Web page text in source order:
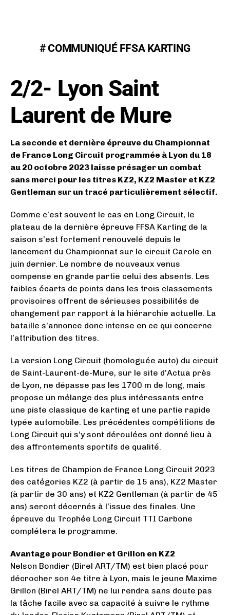
# COMMUNIQUÉ FFSA KARTING
2/2- Lyon Saint
Laurent de Mure
La seconde et dernière épreuve du Championnat
de France Long Circuit programmée à Lyon du 18
au 20 octobre 2023 laisse présager un combat
sans merci pour les titres KZ2, KZ2 Master et KZ2
Gentleman sur un tracé particulièrement sélectif.
Comme c’est souvent le cas en Long Circuit, le
plateau de la dernière épreuve FFSA Karting de la
saison s’est fortement renouvelé depuis le
lancement du Championnat sur le circuit Carole en
juin dernier. Le nombre de nouveaux venus
compense en grande partie celui des absents. Les
faibles écarts de points dans les trois classements
provisoires offrent de sérieuses possibilités de
changement par rapport à la hiérarchie actuelle. La
bataille s’annonce donc intense en ce qui concerne
l’attribution des titres.
La version Long Circuit (homologuée auto) du circuit
de Saint-Laurent-de-Mure, sur le site d’Actua près
de Lyon, ne dépasse pas les 1700 m de long, mais
propose un mélange des plus intéressants entre
une piste classique de karting et une partie rapide
typée automobile. Les précédentes compétitions de
Long Circuit qui s’y sont déroulées ont donné lieu à
des affrontements sportifs de qualité.
Les titres de Champion de France Long Circuit 2023
des catégories KZ2 (à partir de 15 ans), KZ2 Master
(à partir de 30 ans) et KZ2 Gentleman (à partir de 45
ans) seront décernés à l’issue des finales. Une
épreuve du Trophée Long Circuit TTI Carbone
complétera le programme.
Avantage pour Bondier et Grillon en KZ2
Nelson Bondier (Birel ART/TM) est bien placé pour
décrocher son 4e titre à Lyon, mais le jeune Maxime
Grillon (Birel ART/TM) ne lui rendra sans doute pas
la tâche facile avec sa capacité à suivre le rythme